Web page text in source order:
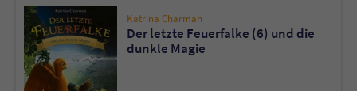
Katrina Charman
Der letzte Feuerfalke (6) und die
dunkle Magie